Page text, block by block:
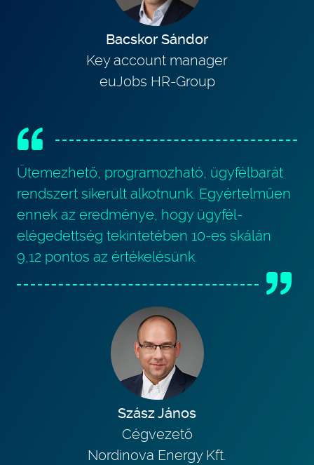
Bacskor Sándor
Key account manager
euJobs HR-Group
Ütemezhető, programozható, ügyfélbarát
rendszert sikerült alkotnunk. Egyértelműen
ennek az eredménye, hogy ügyfél-
elégedettség tekintetében 10-es skálán
9,12 pontos az értékelésünk.
Szász János
Cégvezető
Nordinova Energy Kft.